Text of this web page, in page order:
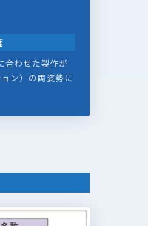
合わせた製作が
ン）の両姿勢に